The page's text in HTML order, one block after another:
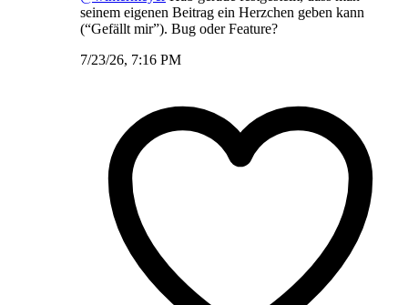
seinem eigenen Beitrag ein Herzchen geben kann
(“Gefällt mir”). Bug oder Feature?
7/23/26, 7:16 PM